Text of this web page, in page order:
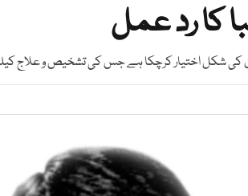
کا رد عمل
شکل اختیار کرچکا ہے جس کی تشخیص و علاج کیلئے